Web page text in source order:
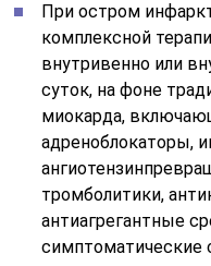
При остром
комплексной
внутривенно или
суток, на фоне
миокарда,
адреноблокаторы,
тромболитики,
антиагрегантные
симптоматические